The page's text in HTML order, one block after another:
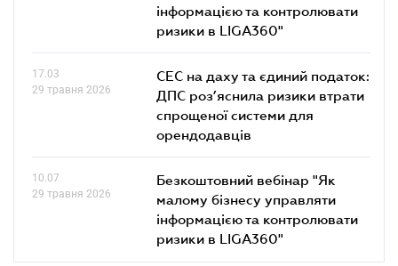
інформацією та контролювати
ризики в LIGA360"
17.03
29 травня 2026
СЕС на даху та єдиний податок:
ДПС роз’яснила ризики втрати
спрощеної системи для
орендодавців
10.07
29 травня 2026
Безкоштовний вебінар "Як
малому бізнесу управляти
інформацією та контролювати
ризики в LIGA360"